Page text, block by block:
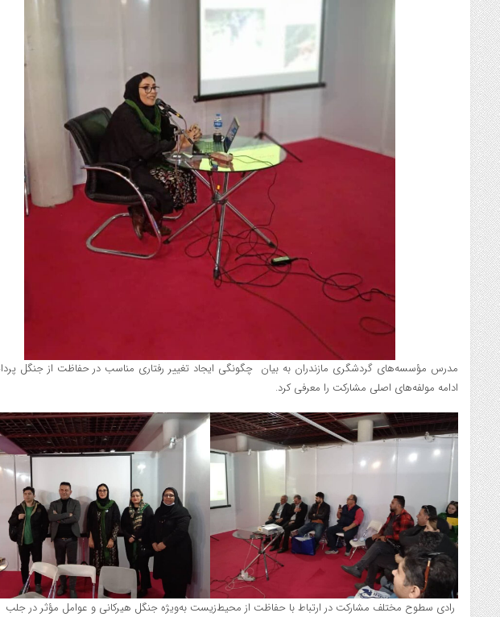
مدرس مؤسسه‌های گردشگری مازندران به بیان چگونگی ایجاد تغییر رفتاری مناسب در حفاظت از جنگل
ادامه مولفه‌های اصلی مشارکت را معرفی کرد.
رادی سطوح مختلف مشارکت در ارتباط با حفاظت از محیط‌زیست به‌ویژه جنگل هیرکانی و عوامل مؤثر در